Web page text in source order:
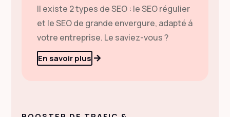
Il existe 2 types de SEO : le SEO régulier
et le SEO de grande envergure, adapté á
votre entreprise. Le saviez-vous ?
En savoir plus